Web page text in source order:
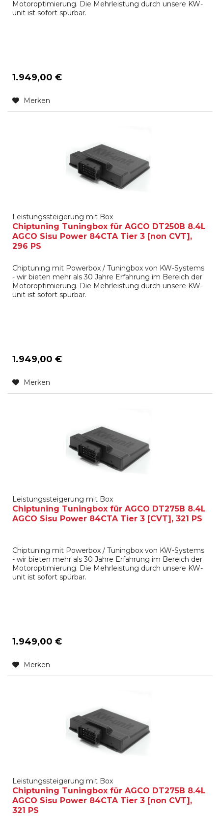
Motoroptimierung. Die Mehrleistung durch unsere KW-
unit ist sofort spürbar.
1.949,00 €
Merken
Leistungssteigerung mit Box
Chiptuning Tuningbox für AGCO DT250B 8.4L
AGCO Sisu Power 84CTA Tier 3 [non CVT],
296 PS
Chiptuning mit Powerbox / Tuningbox von KW-Systems
- wir bieten mehr als 30 Jahre Erfahrung im Bereich der
Motoroptimierung. Die Mehrleistung durch unsere KW-
unit ist sofort spürbar.
1.949,00 €
Merken
Leistungssteigerung mit Box
Chiptuning Tuningbox für AGCO DT275B 8.4L
AGCO Sisu Power 84CTA Tier 3 [CVT], 321 PS
Chiptuning mit Powerbox / Tuningbox von KW-Systems
- wir bieten mehr als 30 Jahre Erfahrung im Bereich der
Motoroptimierung. Die Mehrleistung durch unsere KW-
unit ist sofort spürbar.
1.949,00 €
Merken
Leistungssteigerung mit Box
Chiptuning Tuningbox für AGCO DT275B 8.4L
AGCO Sisu Power 84CTA Tier 3 [non CVT],
321 PS